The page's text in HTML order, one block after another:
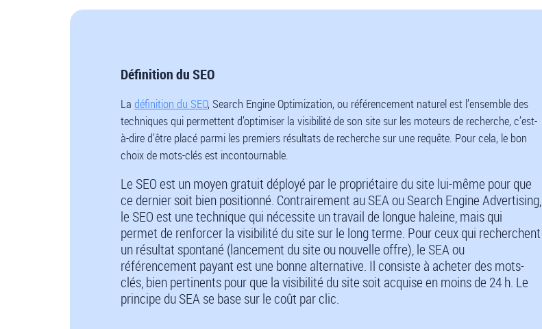
Définition du SEO
La définition du SEO, Search Engine Optimization, ou référencement naturel est l’ensemble des
techniques qui permettent d’optimiser la visibilité de son site sur les moteurs de recherche, c’est-
à-dire d’être placé parmi les premiers résultats de recherche sur une requête. Pour cela, le bon
choix de mots-clés est incontournable.
Le SEO est un moyen gratuit déployé par le propriétaire du site lui-même pour que
ce dernier soit bien positionné. Contrairement au SEA ou Search Engine Advertising,
le SEO est une technique qui nécessite un travail de longue haleine, mais qui
permet de renforcer la visibilité du site sur le long terme. Pour ceux qui recherchent
un résultat spontané (lancement du site ou nouvelle offre), le SEA ou
référencement payant est une bonne alternative. Il consiste à acheter des mots-
clés, bien pertinents pour que la visibilité du site soit acquise en moins de 24 h. Le
principe du SEA se base sur le coût par clic.